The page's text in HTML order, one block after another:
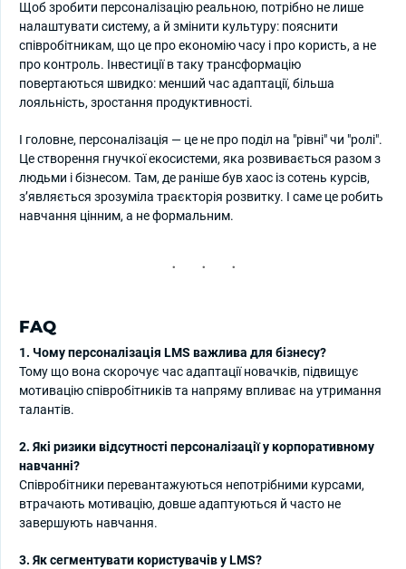
Щоб зробити персоналізацію реальною, потрібно не лише
налаштувати систему, а й змінити культуру: пояснити
співробітникам, що це про економію часу і про користь, а не
про контроль. Інвестиції в таку трансформацію
повертаються швидко: менший час адаптації, більша
лояльність, зростання продуктивності.
І головне, персоналізація — це не про поділ на "рівні" чи "ролі".
Це створення гнучкої екосистеми, яка розвивається разом з
людьми і бізнесом. Там, де раніше був хаос із сотень курсів,
з’являється зрозуміла траєкторія розвитку. І саме це робить
навчання цінним, а не формальним.
FAQ
1. Чому персоналізація LMS важлива для бізнесу?
Тому що вона скорочує час адаптації новачків, підвищує
мотивацію співробітників та напряму впливає на утримання
талантів.
2. Які ризики відсутності персоналізації у корпоративному
навчанні?
Співробітники перевантажуються непотрібними курсами,
втрачають мотивацію, довше адаптуються й часто не
завершують навчання.
3. Як сегментувати користувачів у LMS?